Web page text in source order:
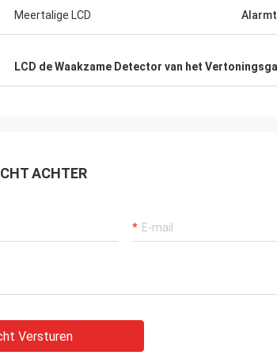
Meertalige LCD
LCD de Waakzame Detector van het
ACHTER
Versturen